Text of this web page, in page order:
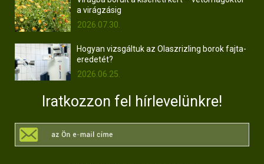
a virágzásig
2026.07.30.
Hogyan vizsgáltuk az Olaszrizling borok fajta-
eredetét?
2026.06.25.
Iratkozzon fel hírlevelünkre!